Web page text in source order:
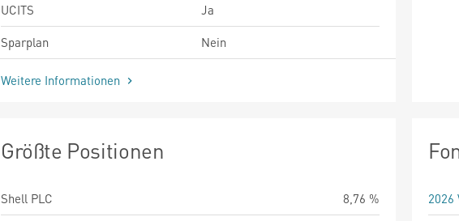
UCITS
Ja
Sparplan
Nein
Weitere Informationen
Größte Positionen
Shell PLC
8,76 %
2026